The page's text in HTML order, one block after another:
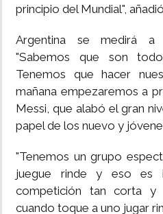
principio del Mundial",
Argentina se medirá a
"Sabemos que son
Tenemos que hacer
mañana empezaremos a
Messi, que alabó el gran
papel de los nuevo y
"Tenemos un grupo
juegue rinde y eso es
competición tan corta
cuando toque a uno jugar